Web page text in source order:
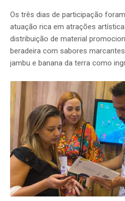
Os três dias de participação
atuação rica em atrações
distribuição de material
beradeira com sabores
jambu e banana da terra como